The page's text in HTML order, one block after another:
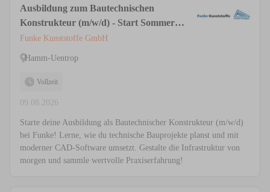
Ausbildung zum Bautechnischen
Konstrukteur (m/w/d) - Start Sommer
2026
Funke Kunststoffe GmbH
Hamm-Uentrop
Vollzeit
09.08.2026
Starte deine Ausbildung als Bautechnischer Konstrukteur (m/w/d)
bei Funke! Lerne, wie du technische Bauprojekte planst und mit
moderner CAD-Software umsetzt. Gestalte die Infrastruktur von
morgen und sammle wertvolle Praxiserfahrung!